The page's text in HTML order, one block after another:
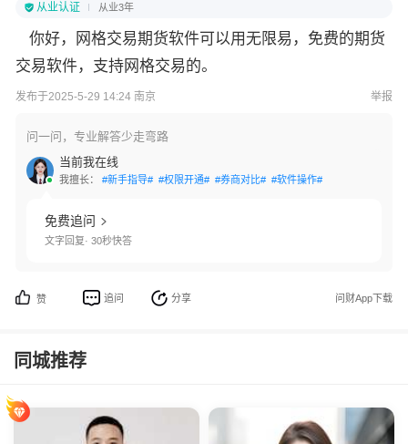
从业认证 从业3年
你好，网格交易期货软件可以用无限易，免费的期货
交易软件，支持网格交易的。
发布于2025-5-29 14:24 南京 举报
问一问，专业解答少走弯路
当前我在线
我擅长： #新手指导# #权限开通# #券商对比# #软件操作#
免费追问
文字回复· 30秒快答
赞 追问 分享 问财App下载
同城推荐